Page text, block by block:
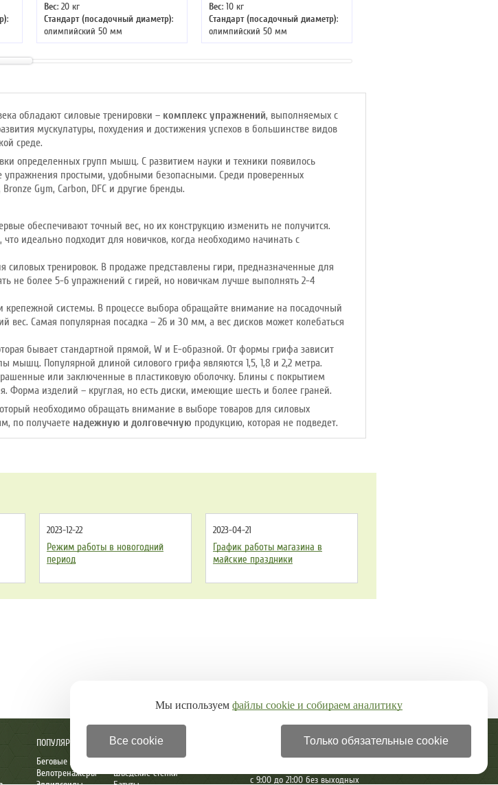
:
Вес: 20 кг
Стандарт (посадочный диаметр):
олимпийский 50 мм
Вес: 10 кг
Стандарт (посадочный диаметр):
олимпийский 50 мм
обладают силовые тренировки – комплекс упражнений, выполняемых с
мускулатуры, похудения и достижения успехов в большинстве видов
среде.
определенных групп мышц. С развитием науки и техники появилось
упражнения простыми, удобными безопасными. Среди проверенных
Gym, Carbon, DFC и другие бренды.
обеспечивают точный вес, но их конструкцию изменить не получится.
идеально подходит для новичков, когда необходимо начинать с
силовых тренировок. В продаже представлены гири, предназначенные для
не более 5-6 упражнений с гирей, но новичкам лучше выполнять 2-4
крепежной системы. В процессе выбора обращайте внимание на посадочный
Самая популярная посадка – 26 и 30 мм, а вес дисков может колебаться
бывает стандартной прямой, W и E-образной. От формы грифа зависит
мышц. Популярной длиной силового грифа являются 1,5, 1,8 и 2,2 метра.
или заключенные в пластиковую оболочку. Блины с покрытием
Форма изделий – круглая, но есть диски, имеющие шесть и более граней.
необходимо обращать внимание в выборе товаров для силовых
по получаете надежную и долговечную продукцию, которая не подведет.
2023-12-22
Режим работы в новогодний
период
2023-04-21
График работы магазина в
майские праздники
ПОПУЛЯРНОЕ
Беговые дорожки
Велотренажеры
Детские комплексы
Шведские стенки
+7 (499) 322-28-97
с 9:00 до 21:00 без выходных
Мы используем файлы cookie и собираем аналитику
Все cookie Только обязательные cookie